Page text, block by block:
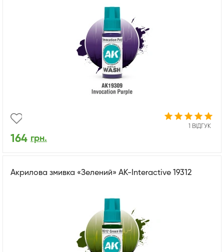
1 ВІДГУК
164 грн.
Акрилова змивка «Зелений» AK-Interactive 19312